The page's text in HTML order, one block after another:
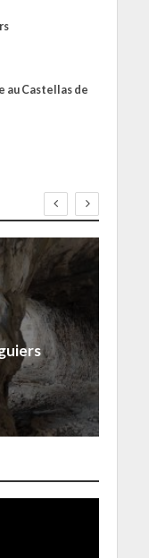
au Castellas de